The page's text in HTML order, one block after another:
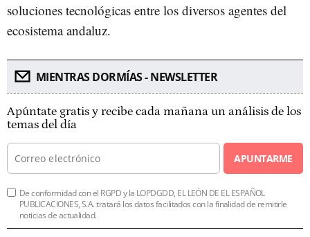
soluciones tecnológicas entre los diversos agentes del
ecosistema andaluz.
MIENTRAS DORMÍAS - NEWSLETTER
Apúntate gratis y recibe cada mañana un análisis de los
temas del día
APUNTARME
De conformidad con el RGPD y la LOPDGDD, EL LEÓN DE EL ESPAÑOL
PUBLICACIONES, S.A. tratará los datos facilitados con la finalidad de remitirle
noticias de actualidad.